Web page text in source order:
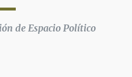
de Espacio Político